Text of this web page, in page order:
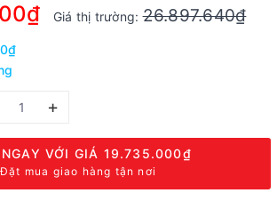
Giá thị trường:26.897.640₫
+
VỚI GIÁ 19.735.000₫
Đặt mua giao hàng tận nơi